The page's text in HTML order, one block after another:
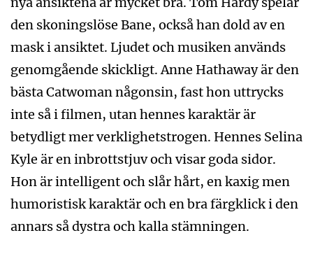
den skoningslöse Bane, också han dold av en
mask i ansiktet. Ljudet och musiken används
genomgående skickligt. Anne Hathaway är den
bästa Catwoman någonsin, fast hon uttrycks
inte så i filmen, utan hennes karaktär är
betydligt mer verklighetstrogen. Hennes Selina
Kyle är en inbrottstjuv och visar goda sidor.
Hon är intelligent och slår hårt, en kaxig men
humoristisk karaktär och en bra färgklick i den
annars så dystra och kalla stämningen.